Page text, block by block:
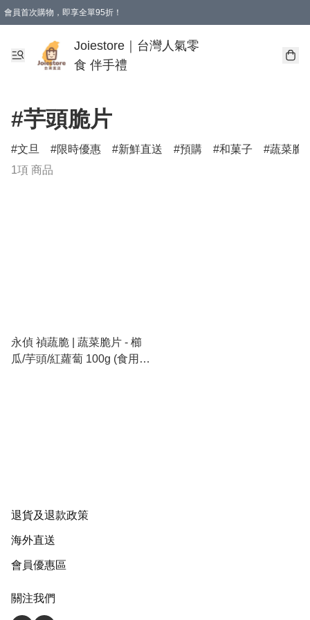
會員首次購物，即享全單95折！
購物滿 HKD 350.00即享免運費優惠！（適用於 本地送貨、本地取貨 )
Joiestore｜台灣人氣零
食 伴手禮
#芋頭脆片
文旦 限時優惠 新鮮直送 預購 和菓子
蔬菜脆
1項 商品
永偵 禎蔬脆 | 蔬菜脆片 - 櫛
瓜/芋頭/紅蘿蔔 100g (食用期
退貨及退款政策
海外直送
會員優惠區
關注我們